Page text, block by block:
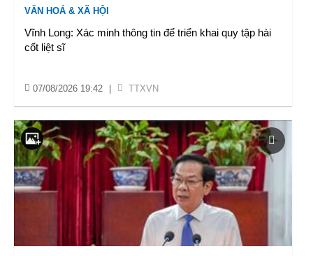
VĂN HOÁ & XÃ HỘI
Vĩnh Long: Xác minh thông tin để triển khai quy tập hài
cốt liệt sĩ
07/08/2026 19:42 TTXVN